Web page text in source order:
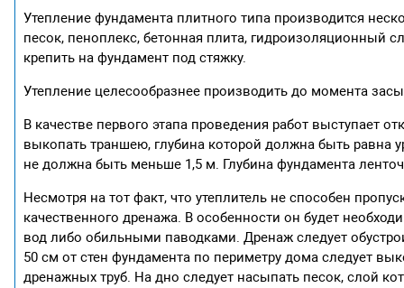
Утепление фундамента плитного типа производится
песок, пеноплекс, бетонная плита, гидроизоляционный
крепить на фундамент под стяжку.
Утепление целесообразнее производить до момента
В качестве первого этапа проведения работ выступает
выкопать траншею, глубина которой должна быть равна
не должна быть меньше 1,5 м. Глубина фундамента
Несмотря на тот факт, что утеплитель не способен
качественного дренажа. В особенности он будет
вод либо обильными паводками. Дренаж следует
50 см от стен фундамента по периметру дома следует
дренажных труб. На дно следует насыпать песок, слой